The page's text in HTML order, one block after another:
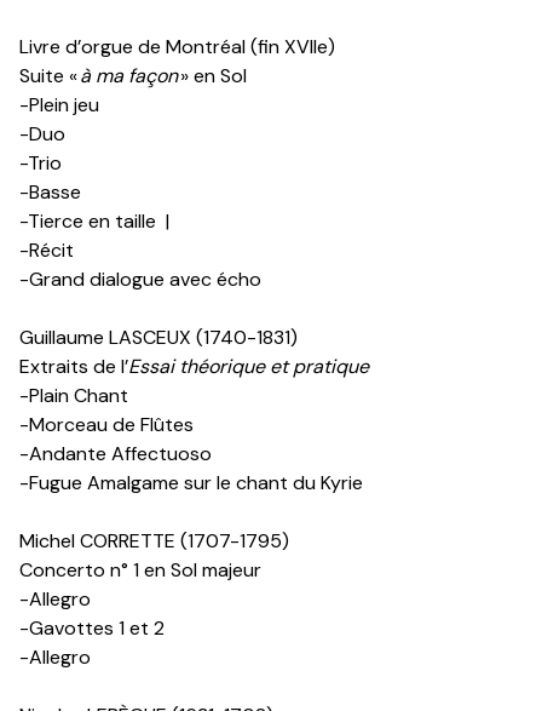
Livre d’orgue de Montréal(fin XVIIe)
Suite «à ma façon» en Sol
-Plein jeu
-Duo
-Trio
-Basse
-Tierce en taille |
-Récit
-Grand dialogue avec écho
Guillaume LASCEUX (1740-1831)
Extraits de l’Essai théorique et pratique
-Plain Chant
-Morceau de Flûtes
-Andante Affectuoso
-Fugue Amalgame sur le chant du Kyrie
Michel CORRETTE (1707-1795)
Concerto n° 1 en Sol majeur
-Allegro
-Gavottes 1 et 2
-Allegro